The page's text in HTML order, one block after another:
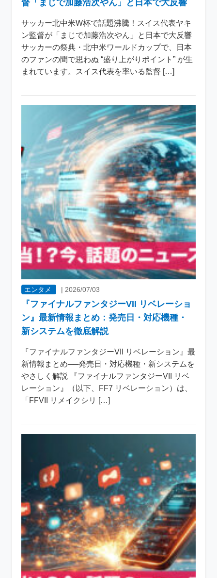
督「まじで加藤浩次やん」と日本で大反響
サッカー北中米W杯で話題沸騰！スイス代表ヤキ
ン監督が「まじで加藤浩次やん」と日本で大反響
サッカーの祭典・北中米ワールドカップで、日本
のファンの間で思わぬ “盛り上がりポイント” が生
まれています。スイス代表を率いる監督 […]
エンタメ |2026/07/03
『ファイナルファンタジーVII リベレーショ
ン』最新情報まとめ：発売日・対応機種・
新システムを徹底解説
『ファイナルファンタジーVII リベレーション』最
新情報まとめ──発売日・対応機種・新システムを
やさしく解説 『ファイナルファンタジーVII リベ
レーション』（以下、FF7 リベレーション）は、
「FFVII リメイクシリ […]